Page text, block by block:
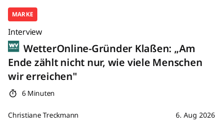
MARKE
Interview
WetterOnline-Gründer Klaßen: „Am
Ende zählt nicht nur, wie viele Menschen
wir erreichen"
6 Minuten
Christiane Treckmann 6. Aug 2026